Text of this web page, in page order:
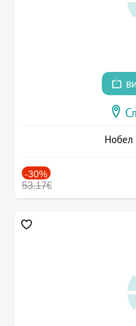
Нобел
-30%
53.17€